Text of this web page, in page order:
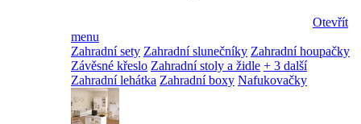
Otevřít
menu
Zahradní sety Zahradní slunečníky Zahradní houpačky
Závěsné křeslo Zahradní stoly a židle + 3 další
Zahradní lehátka Zahradní boxy Nafukovačky